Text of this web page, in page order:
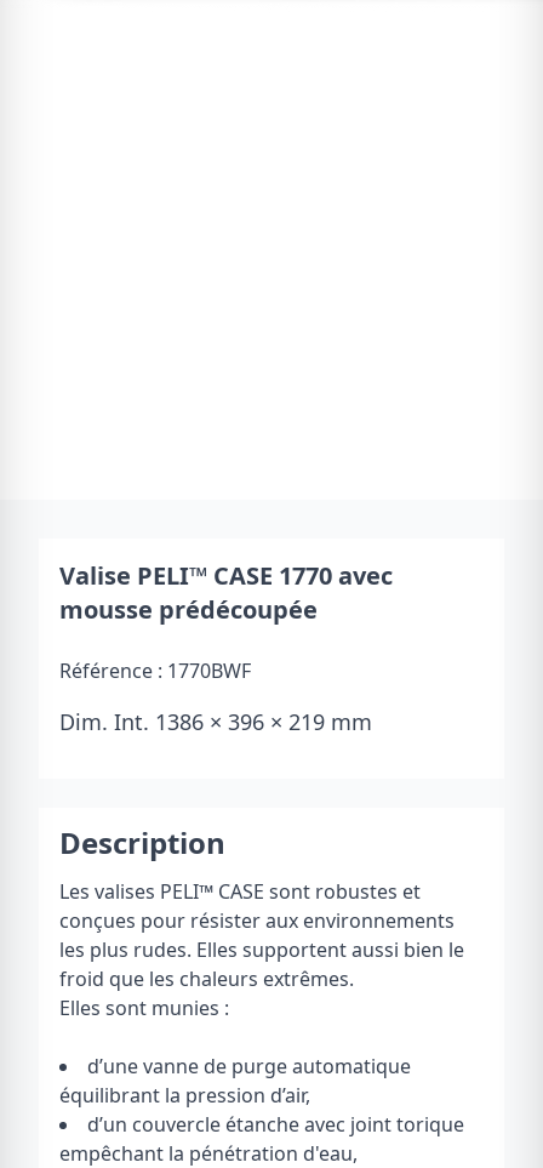
Valise PELI™ CASE 1770 avec
mousse prédécoupée
Référence : 1770BWF
Dim. Int. 1386 × 396 × 219 mm
Description
Les valises PELI™ CASE sont robustes et
conçues pour résister aux environnements
les plus rudes. Elles supportent aussi bien le
froid que les chaleurs extrêmes.
Elles sont munies :
d’une vanne de purge automatique
équilibrant la pression d’air,
d’un couvercle étanche avec joint torique
empêchant la pénétration d'eau,